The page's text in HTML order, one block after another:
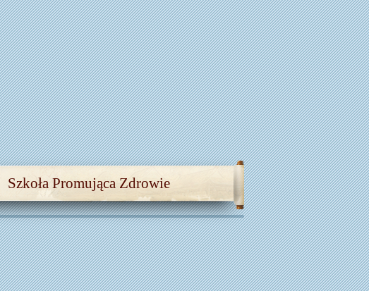
Szkoła Promująca Zdrowie